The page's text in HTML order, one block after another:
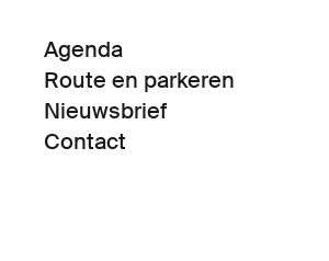
Agenda
Route en parkeren
Nieuwsbrief
Contact